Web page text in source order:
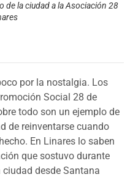
de la ciudad a la Asociación 28
por la nostalgia. Los
Social 28 de
todo son un ejemplo de
de reinventarse cuando
En Linares lo saben
que sostuvo durante
desde Santana